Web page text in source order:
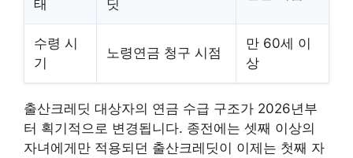
태
딧
수령 시
기
노령연금 청구 시점
만 60세 이
상
출산크레딧 대상자의 연금 수급 구조가 2026년부
터 획기적으로 변경됩니다. 종전에는 셋째 이상의
자녀에게만 적용되던 출산크레딧이 이제는 첫째 자